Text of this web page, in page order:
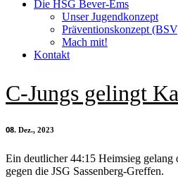
Die HSG Bever-Ems
Unser Jugendkonzept
Präventionskonzept
Mach mit!
Kontakt
C-Jungs gelingt
08 Dez., 2023
Ein deutlicher 44:15 Heimsieg gelang
gegen die JSG Sassenberg-Greffen.